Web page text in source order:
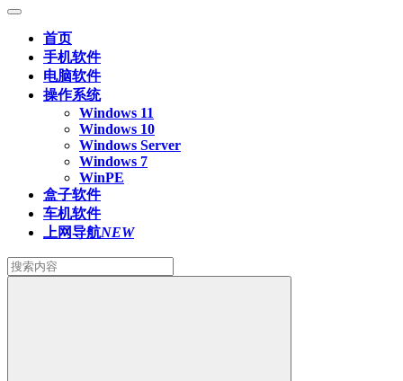
首页
手机软件
电脑软件
操作系统
Windows 11
Windows 10
Windows Server
Windows 7
WinPE
盒子软件
车机软件
上网导航NEW